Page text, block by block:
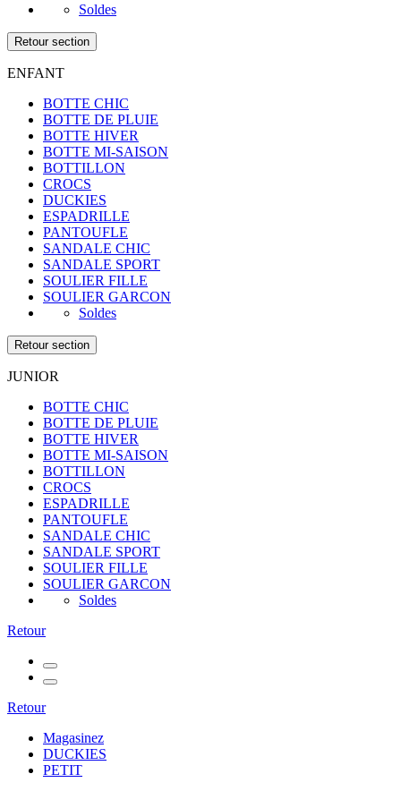
Soldes
Retour section
ENFANT
BOTTE CHIC
BOTTE DE PLUIE
BOTTE HIVER
BOTTE MI-SAISON
BOTTILLON
CROCS
DUCKIES
ESPADRILLE
PANTOUFLE
SANDALE CHIC
SANDALE SPORT
SOULIER FILLE
SOULIER GARCON
Soldes
Retour section
JUNIOR
BOTTE CHIC
BOTTE DE PLUIE
BOTTE HIVER
BOTTE MI-SAISON
BOTTILLON
CROCS
ESPADRILLE
PANTOUFLE
SANDALE CHIC
SANDALE SPORT
SOULIER FILLE
SOULIER GARCON
Soldes
Retour
Retour
Magasinez
DUCKIES
PETIT